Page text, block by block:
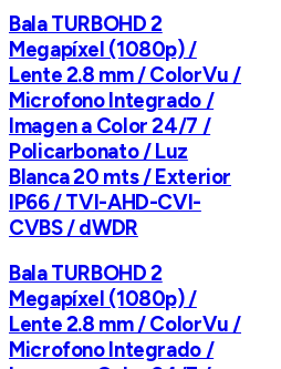
Bala TURBOHD 2
Megapíxel (1080p) /
Lente 2.8 mm / ColorVu /
Microfono Integrado /
Imagen a Color 24/7 /
Policarbonato / Luz
Blanca 20 mts / Exterior
IP66 / TVI-AHD-CVI-
CVBS / dWDR
Bala TURBOHD 2
Megapíxel (1080p) /
Lente 2.8 mm / ColorVu /
Microfono Integrado /